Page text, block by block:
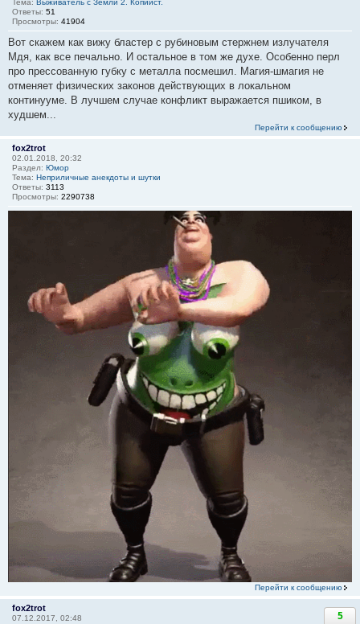
Тема: Выживатель с Земли 2. Копиист.
Ответы: 51
Просмотры: 41904
Вот скажем как вижу бластер с рубиновым стержнем излучателя
Мдя, как все печально. И остальное в том же духе. Особенно перл
про прессованную губку с металла посмешил. Магия-шмагия не
отменяет физических законов действующих в локальном
континууме. В лучшем случае конфликт выражается пшиком, в
худшем...
Перейти к сообщению
fox2trot
02.01.2018, 20:32
Раздел: Юмор
Тема: Неприличные анекдоты и шутки
Ответы: 3113
Просмотры: 2290738
Перейти к сообщению
fox2trot
07.12.2017, 02:48
5